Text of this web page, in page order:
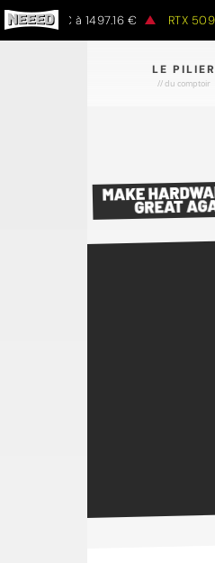
€ à 1497.16 € RTX 5090 :
LE PILIER
// du comptoir